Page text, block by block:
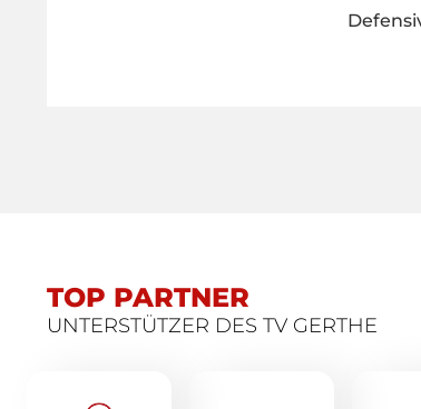
TOP PARTNER
UNTERSTÜTZER DES TV GERTHE